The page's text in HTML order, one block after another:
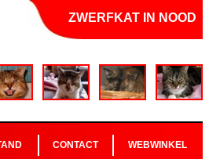
ZWERFKAT IN NOOD
CONTACT WEBWINKEL